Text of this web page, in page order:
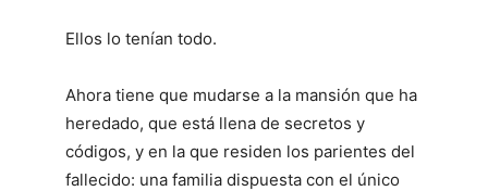
Ellos lo tenían todo.
Ahora tiene que mudarse a la mansión que ha
heredado, que está llena de secretos y
códigos, y en la que residen los parientes del
fallecido: una familia dispuesta con el único